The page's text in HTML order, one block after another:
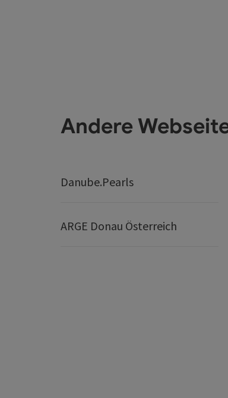
Andere
Danube.Pearls
ARGE Donau Österreich